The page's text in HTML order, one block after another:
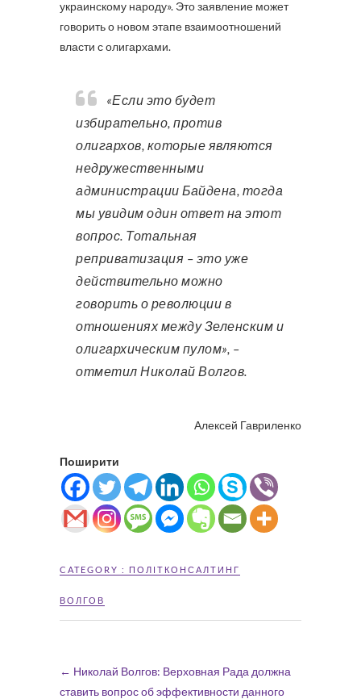
украинскому народу». Это заявление может
говорить о новом этапе взаимоотношений
власти с олигархами.
«Если это будет
избирательно, против
олигархов, которые являются
недружественными
администрации Байдена, тогда
мы увидим один ответ на этот
вопрос. Тотальная
реприватизация – это уже
действительно можно
говорить о революции в
отношениях между Зеленским и
олигархическим пулом», –
отметил Николай Волгов.
Алексей Гавриленко
Поширити
CATEGORY : ПОЛІТКОНСАЛТИНГ
ВОЛГОВ
← Николай Волгов: Верховная Рада должна
ставить вопрос об эффективности данного